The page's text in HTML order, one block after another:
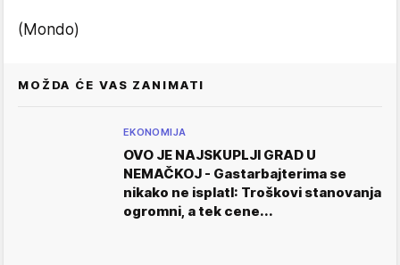
(Mondo)
MOŽDA ĆE VAS ZANIMATI
EKONOMIJA
OVO JE NAJSKUPLJI GRAD U
NEMAČKOJ - Gastarbajterima se
nikako ne isplatI: Troškovi stanovanja
ogromni, a tek cene...